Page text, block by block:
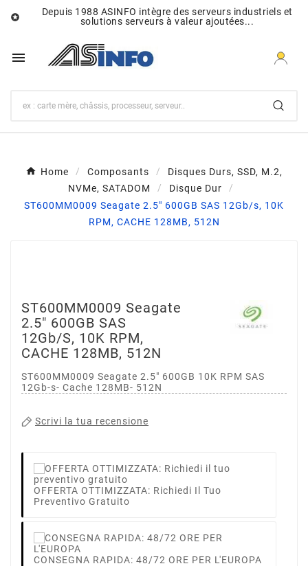

Depuis 1988 ASINFO intègre des serveurs industriels et
solutions serveurs à valeur ajoutées...

Home Composants
Disques Durs, SSD, M.2,
NVMe, SATADOM
Disque Dur
ST600MM0009 Seagate 2.5" 600GB SAS 12Gb/s, 10K
RPM, CACHE 128MB, 512N
ST600MM0009 Seagate
2.5" 600GB SAS
12Gb/s, 10K RPM,
CACHE 128MB, 512N
ST600MM0009 Seagate 2.5" 600GB 10K RPM SAS
12Gb-s- Cache 128MB- 512N
Scrivi la tua recensione
OFFERTA OTTIMIZZATA: Richiedi Il Tuo
Preventivo Gratuito
CONSEGNA RAPIDA: 48/72 ORE PER L'EUROPA